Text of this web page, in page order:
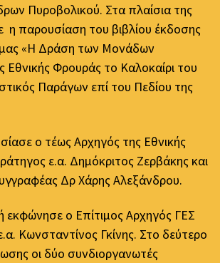
Πυροβολικού. Στα πλαίσια της
η παρουσίαση του βιβλίου έκδοσης
«Η Δράση των Μονάδων
Εθνικής Φρουράς το Καλοκαίρι του
Παράγων επί του Πεδίου της
ο τέως Αρχηγός της Εθνικής
ε.α. Δημόκριτος Ζερβάκης και
Δρ Χάρης Αλεξάνδρου.
εκφώνησε ο Επίτιμος Αρχηγός ΓΕΣ
Κωνσταντίνος Γκίνης. Στο δεύτερο
οι δύο συνδιοργανωτές